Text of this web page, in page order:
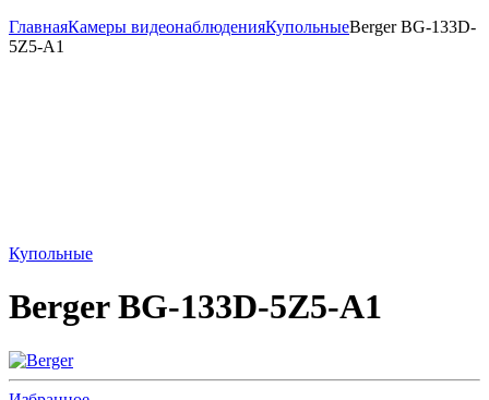
ГлавнаяКамеры видеонаблюденияКупольныеBerger BG-133D-
5Z5-A1
Купольные
Berger BG-133D-5Z5-A1